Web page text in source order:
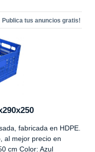
Publica tus anuncios gratis!
fabricada en HDPE.
al mejor precio en
cm Color: Azul